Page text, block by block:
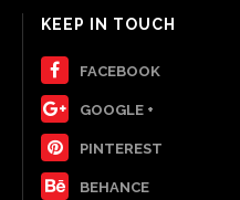
KEEP IN TOUCH
FACEBOOK
GOOGLE +
PINTEREST
BEHANCE